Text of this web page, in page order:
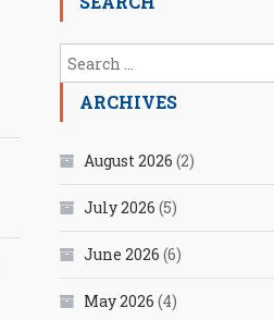
ARCHIVES
August 2026 (2)
July 2026 (5)
June 2026 (6)
May 2026 (4)